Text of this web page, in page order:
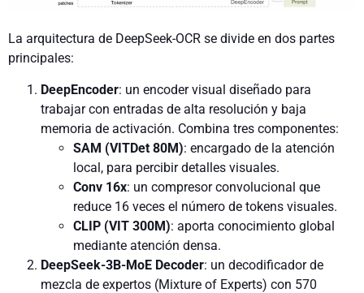
La arquitectura de DeepSeek-OCR se divide en dos partes
principales:
DeepEncoder: un encoder visual diseñado para
trabajar con entradas de alta resolución y baja
memoria de activación. Combina tres componentes:
SAM (VITDet 80M): encargado de la atención
local, para percibir detalles visuales.
Conv 16x: un compresor convolucional que
reduce 16 veces el número de tokens visuales.
CLIP (VIT 300M): aporta conocimiento global
mediante atención densa.
DeepSeek-3B-MoE Decoder: un decodificador de
mezcla de expertos (Mixture of Experts) con 570